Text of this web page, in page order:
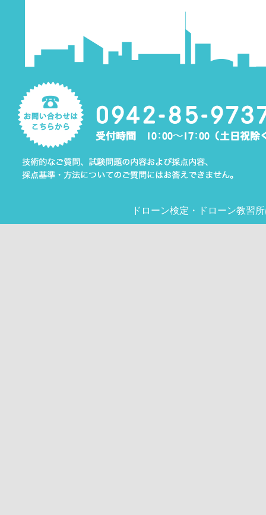
ドローン検定 ・ ドローン教習所